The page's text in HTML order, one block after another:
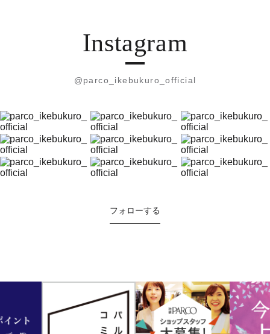
Instagram
@parco_ikebukuro_official
フォローする